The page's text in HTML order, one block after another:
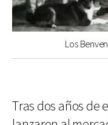
Los
Tras dos años de